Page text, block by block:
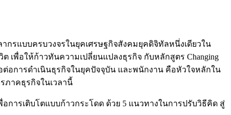
แบบครบวงจรในยุคเศรษฐกิจสังคมยุคดิจิทัลหนึ่งเดียวใน
เพื่อให้ก้าวทันความเปลี่ยนแปลงธุรกิจ กับหลักสูตร Changing
ต่อการดำเนินธุรกิจในยุคปัจจุบัน และพนักงาน คือหัวใจหลักใน
ภาคธุรกิจในเวลานี้
การเติบโตแบบก้าวกระโดด ด้วย 5 แนวทางในการปรับวิธีคิด สู่